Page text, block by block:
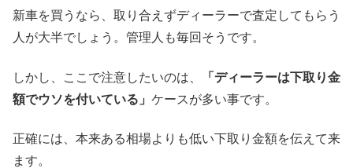
新車を買うなら、取り合えずディーラーで査定してもらう
人が大半でしょう。管理人も毎回そうです。
しかし、ここで注意したいのは、
「ディーラーは下取り金
額でウソを付いている」 ケースが多い事です。
正確には、本来ある相場よりも低い下取り金額を伝えて来
ます。